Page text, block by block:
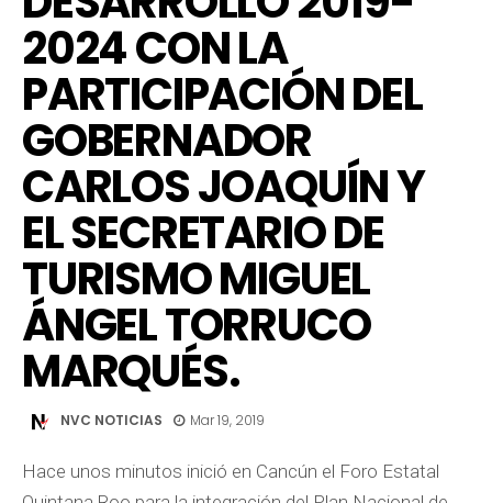
2024 CON LA
PARTICIPACIÓN DEL
GOBERNADOR
CARLOS JOAQUÍN Y
EL SECRETARIO DE
TURISMO MIGUEL
ÁNGEL TORRUCO
MARQUÉS.
NVC NOTICIAS Mar 19, 2019
Hace unos minutos inició en Cancún el Foro Estatal